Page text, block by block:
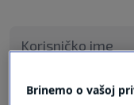
Brinemo o vašoj